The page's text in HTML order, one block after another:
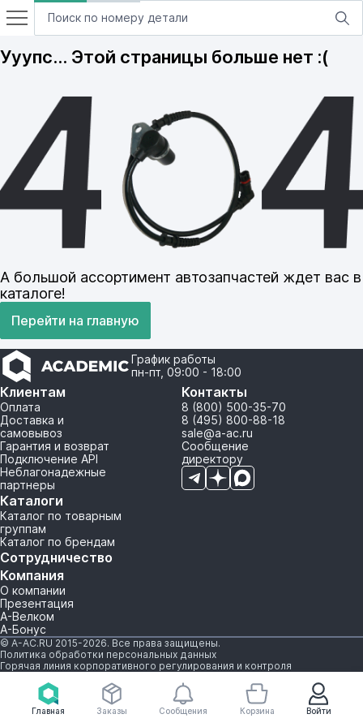
Главная Войти
Заказы Сообщения Корзина
Ууупс… Этой страницы больше нет :(
А большой ассортимент автозапчастей ждет вас в
каталоге!
Перейти на главную
График работы
пн-пт, 09:00 - 18:00
Клиентам
Оплата
Доставка и
самовывоз
Гарантия и возврат
Подключение API
Неблагонадежные
партнеры
Каталоги
Каталог по товарным
группам
Каталог по брендам
Сотрудничество
Компания
О компании
Презентация
А-Велком
А-Бонус
Контакты
8 (800) 500-35-70
8 (495) 800-88-18
sale@a-ac.ru
Сообщение
директору
© A-AC.RU 2015-2026. Все права защищены.
Политика обработки персональных данных
Горячая линия корпоративного регулирования и контроля